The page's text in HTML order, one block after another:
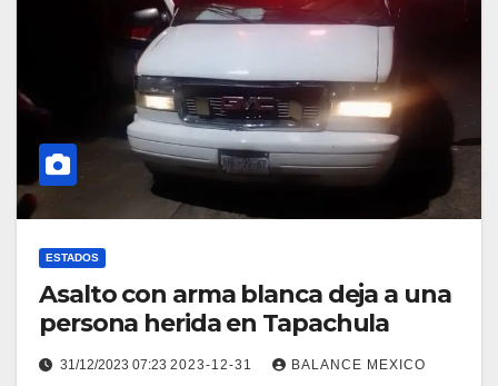
ESTADOS
Asalto con arma blanca deja a una
persona herida en Tapachula
31/12/2023 07:23 2023-12-31 BALANCE MEXICO